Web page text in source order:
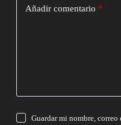
Añadir comentario *
Guardar mi nombre,